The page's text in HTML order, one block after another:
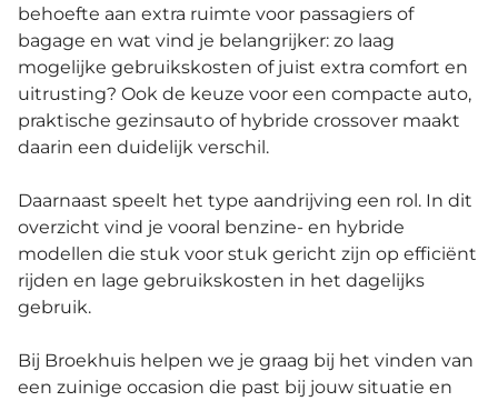
behoefte aan extra ruimte voor passagiers of
bagage en wat vind je belangrijker: zo laag
mogelijke gebruikskosten of juist extra comfort en
uitrusting? Ook de keuze voor een compacte auto,
praktische gezinsauto of hybride crossover maakt
daarin een duidelijk verschil.
Daarnaast speelt het type aandrijving een rol. In dit
overzicht vind je vooral benzine- en hybride
modellen die stuk voor stuk gericht zijn op efficiënt
rijden en lage gebruikskosten in het dagelijks
gebruik.
Bij Broekhuis helpen we je graag bij het vinden van
een zuinige occasion die past bij jouw situatie en